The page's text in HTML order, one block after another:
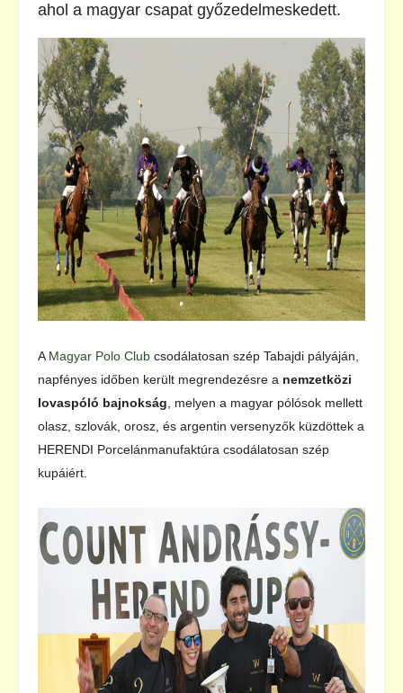
ahol a magyar csapat győzedelmeskedett.
A Magyar Polo Club csodálatosan szép Tabajdi pályáján,
napfényes időben került megrendezésre a nemzetközi
lovaspóló bajnokság , melyen a magyar pólósok mellett
olasz, szlovák, orosz, és argentin versenyzők küzdöttek a
HERENDI Porcelánmanufaktúra csodálatosan szép
kupáiért.